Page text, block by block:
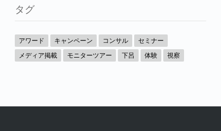
タグ
アワード キャンペーン コンサル
セミナー
メディア掲載
モニターツアー 下呂 体験 視察